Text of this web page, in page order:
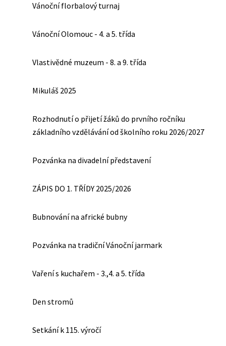
Vánoční florbalový turnaj
Vánoční Olomouc - 4. a 5. třída
Vlastivědné muzeum - 8. a 9. třída
Mikuláš 2025
Rozhodnutí o přijetí žáků do prvního ročníku
základního vzdělávání od školního roku 2026/2027
Pozvánka na divadelní představení
ZÁPIS DO 1. TŘÍDY 2025/2026
Bubnování na africké bubny
Pozvánka na tradiční Vánoční jarmark
Vaření s kuchařem - 3.,4. a 5. třída
Den stromů
Setkání k 115. výročí